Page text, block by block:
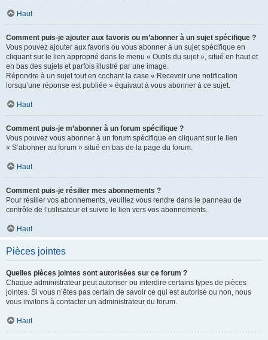
Haut
Comment puis-je ajouter aux favoris ou m’abonner à un sujet spécifique ?
Vous pouvez ajouter aux favoris ou vous abonner à un sujet spécifique en
cliquant sur le lien approprié dans le menu « Outils du sujet », situé en haut et
en bas des sujets et parfois illustré par une image.
Répondre à un sujet tout en cochant la case « Recevoir une notification
lorsqu’une réponse est publiée » équivaut à vous abonner à ce sujet.
Haut
Comment puis-je m’abonner à un forum spécifique ?
Vous pouvez vous abonner à un forum spécifique en cliquant sur le lien
« S’abonner au forum » situé en bas de la page du forum.
Haut
Comment puis-je résilier mes abonnements ?
Pour résilier vos abonnements, veuillez vous rendre dans le panneau de
contrôle de l’utilisateur et suivre le lien vers vos abonnements.
Haut
Pièces jointes
Quelles pièces jointes sont autorisées sur ce forum ?
Chaque administrateur peut autoriser ou interdire certains types de pièces
jointes. Si vous n’êtes pas certain de savoir ce qui est autorisé ou non, nous
vous invitons à contacter un administrateur du forum.
Haut